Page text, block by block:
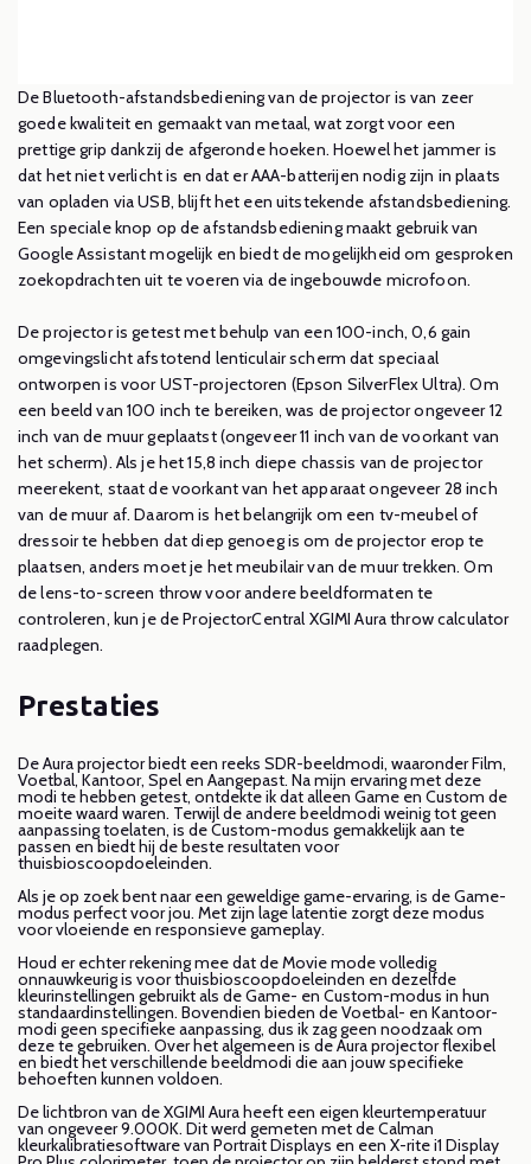
De Bluetooth-afstandsbediening van de projector is van zeer
goede kwaliteit en gemaakt van metaal, wat zorgt voor een
prettige grip dankzij de afgeronde hoeken. Hoewel het jammer is
dat het niet verlicht is en dat er AAA-batterijen nodig zijn in plaats
van opladen via USB, blijft het een uitstekende afstandsbediening.
Een speciale knop op de afstandsbediening maakt gebruik van
Google Assistant mogelijk en biedt de mogelijkheid om gesproken
zoekopdrachten uit te voeren via de ingebouwde microfoon.
De projector is getest met behulp van een 100-inch, 0,6 gain
omgevingslicht afstotend lenticulair scherm dat speciaal
ontworpen is voor UST-projectoren (Epson SilverFlex Ultra). Om
een beeld van 100 inch te bereiken, was de projector ongeveer 12
inch van de muur geplaatst (ongeveer 11 inch van de voorkant van
het scherm). Als je het 15,8 inch diepe chassis van de projector
meerekent, staat de voorkant van het apparaat ongeveer 28 inch
van de muur af. Daarom is het belangrijk om een tv-meubel of
dressoir te hebben dat diep genoeg is om de projector erop te
plaatsen, anders moet je het meubilair van de muur trekken. Om
de lens-to-screen throw voor andere beeldformaten te
controleren, kun je de ProjectorCentral XGIMI Aura throw calculator
raadplegen.
Prestaties
De Aura projector biedt een reeks SDR-beeldmodi, waaronder Film,
Voetbal, Kantoor, Spel en Aangepast. Na mijn ervaring met deze
modi te hebben getest, ontdekte ik dat alleen Game en Custom de
moeite waard waren. Terwijl de andere beeldmodi weinig tot geen
aanpassing toelaten, is de Custom-modus gemakkelijk aan te
passen en biedt hij de beste resultaten voor
thuisbioscoopdoeleinden.
Als je op zoek bent naar een geweldige game-ervaring, is de Game-
modus perfect voor jou. Met zijn lage latentie zorgt deze modus
voor vloeiende en responsieve gameplay.
Houd er echter rekening mee dat de Movie mode volledig
onnauwkeurig is voor thuisbioscoopdoeleinden en dezelfde
kleurinstellingen gebruikt als de Game- en Custom-modus in hun
standaardinstellingen. Bovendien bieden de Voetbal- en Kantoor-
modi geen specifieke aanpassing, dus ik zag geen noodzaak om
deze te gebruiken. Over het algemeen is de Aura projector flexibel
en biedt het verschillende beeldmodi die aan jouw specifieke
behoeften kunnen voldoen.
De lichtbron van de XGIMI Aura heeft een eigen kleurtemperatuur
van ongeveer 9.000K. Dit werd gemeten met de Calman
kleurkalibratiesoftware van Portrait Displays en een X-rite i1 Display